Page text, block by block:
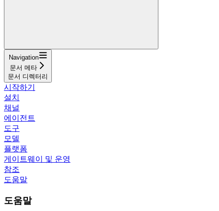
Navigation
문서 메타
문서 디렉터리
시작하기
설치
채널
에이전트
도구
모델
플랫폼
게이트웨이 및 운영
참조
도움말
도움말